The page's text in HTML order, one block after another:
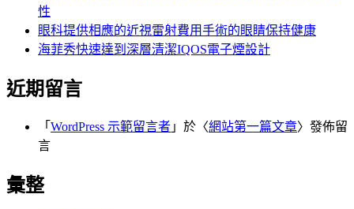
性
眼科提供相應的近視雷射費用手術的眼睛保持健康
海菲秀快速達到深層清潔IQOS電子煙設計
近期留言
「 WordPress 示範留言者 」於〈網站第一篇文章〉發佈留
言
彙整